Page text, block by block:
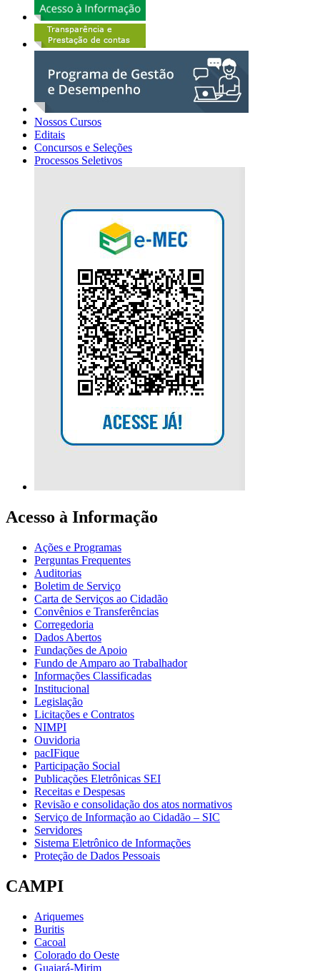
Nossos Cursos
Editais
Concursos e Seleções
Processos Seletivos
Acesso à Informação
Ações e Programas
Perguntas Frequentes
Auditorias
Boletim de Serviço
Carta de Serviços ao Cidadão
Convênios e Transferências
Corregedoria
Dados Abertos
Fundações de Apoio
Fundo de Amparo ao Trabalhador
Informações Classificadas
Institucional
Legislação
Licitações e Contratos
NIMPI
Ouvidoria
pacIFique
Participação Social
Publicações Eletrônicas SEI
Receitas e Despesas
Revisão e consolidação dos atos normativos
Serviço de Informação ao Cidadão – SIC
Servidores
Sistema Eletrônico de Informações
Proteção de Dados Pessoais
CAMPI
Ariquemes
Buritis
Cacoal
Colorado do Oeste
Guajará-Mirim